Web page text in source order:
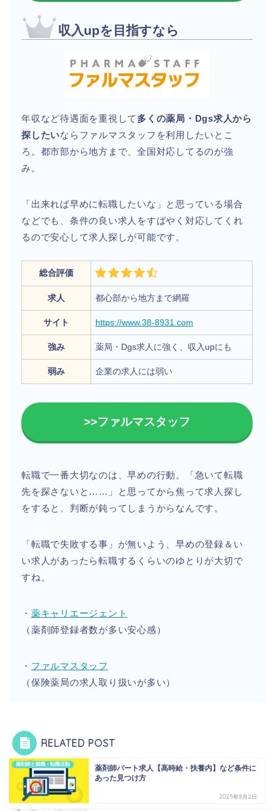
収入upを目指すなら
年収など待遇面を重視して 多くの薬局・Dgs求人から
探したいならファルマスタッフを利用したいとこ
ろ。都市部から地方まで、全国対応してるのが強
み。
「出来れば早めに転職したいな」と思っている場合
などでも、条件の良い求人をすばやく対応してくれ
るので安心して求人探しが可能です。
総合評価
求人 都心部から地方まで網羅
サイト https://www.38-8931.com
強み 薬局・Dgs求人に強く、収入upにも
弱み 企業の求人には弱い
>>ファルマスタッフ
転職で一番大切なのは、早めの行動。「急いて転職
先を探さないと……」と思ってから焦って求人探し
をすると、判断が鈍ってしまうからなんです。
「転職で失敗する事」が無いよう、早めの登録＆い
い求人があったら転職するくらいのゆとりが大切で
すね。
・ 薬キャリエージェント
（薬剤師登録者数が多い安心感）
・ ファルマスタッフ
（保険薬局の求人取り扱いが多い）
RELATED POST
薬剤師と就職・転職活動
薬剤師パート求人【高時給・扶養内】など条件に
あった見つけ方
2025年8月2日